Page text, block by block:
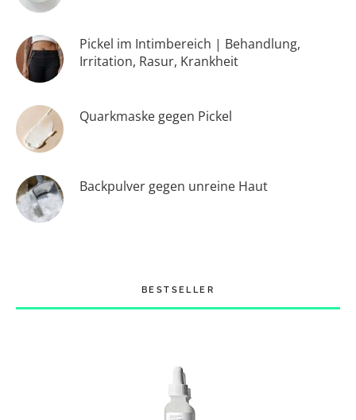
Pickel im Intimbereich | Behandlung,
Irritation, Rasur, Krankheit
Quarkmaske gegen Pickel
Backpulver gegen unreine Haut
BESTSELLER